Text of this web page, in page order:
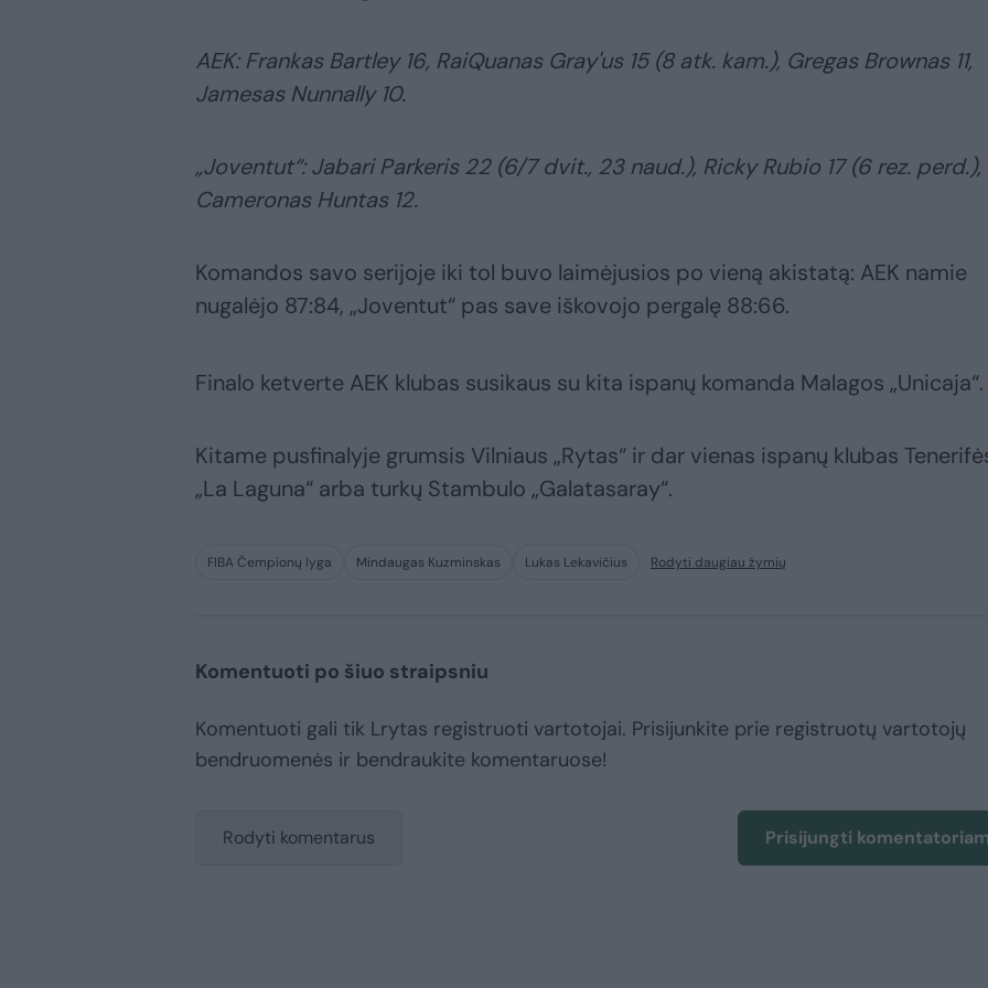
AEK: Frankas Bartley 16, RaiQuanas Gray'us 15 (8 atk. kam.), Gregas Brownas 11,
Jamesas Nunnally 10.
„Joventut“: Jabari Parkeris 22 (6/7 dvit., 23 naud.), Ricky Rubio 17 (6 rez. perd.),
Cameronas Huntas 12.
Komandos savo serijoje iki tol buvo laimėjusios po vieną akistatą: AEK namie
nugalėjo 87:84, „Joventut“ pas save iškovojo pergalę 88:66.
Finalo ketverte AEK klubas susikaus su kita ispanų komanda Malagos „Unicaja“.
Kitame pusfinalyje grumsis Vilniaus „Rytas“ ir dar vienas ispanų klubas
„La Laguna“ arba turkų Stambulo „Galatasaray“.
FIBA Čempionų lyga Mindaugas Kuzminskas Lukas Lekavičius Rodyti daugiau žymių
Komentuoti po šiuo straipsniu
Komentuoti gali tik Lrytas registruoti vartotojai. Prisijunkite prie registruotų vartotojų
bendruomenės ir bendraukite komentaruose!
Rodyti komentarus Prisijungti